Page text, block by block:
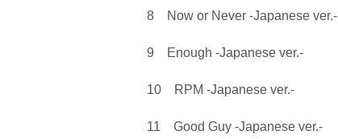
8 Now or Never -Japanese ver.-
9 Enough -Japanese ver.-
10 RPM -Japanese ver.-
11 Good Guy -Japanese ver.-